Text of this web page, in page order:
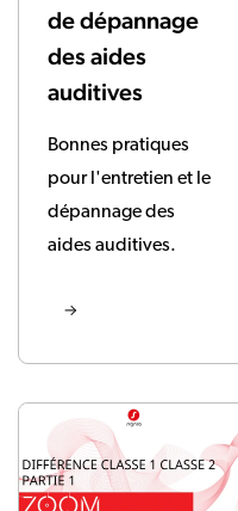
de dépannage
des aides
auditives
Bonnes pratiques
pour l'entretien et le
dépannage des
aides auditives.